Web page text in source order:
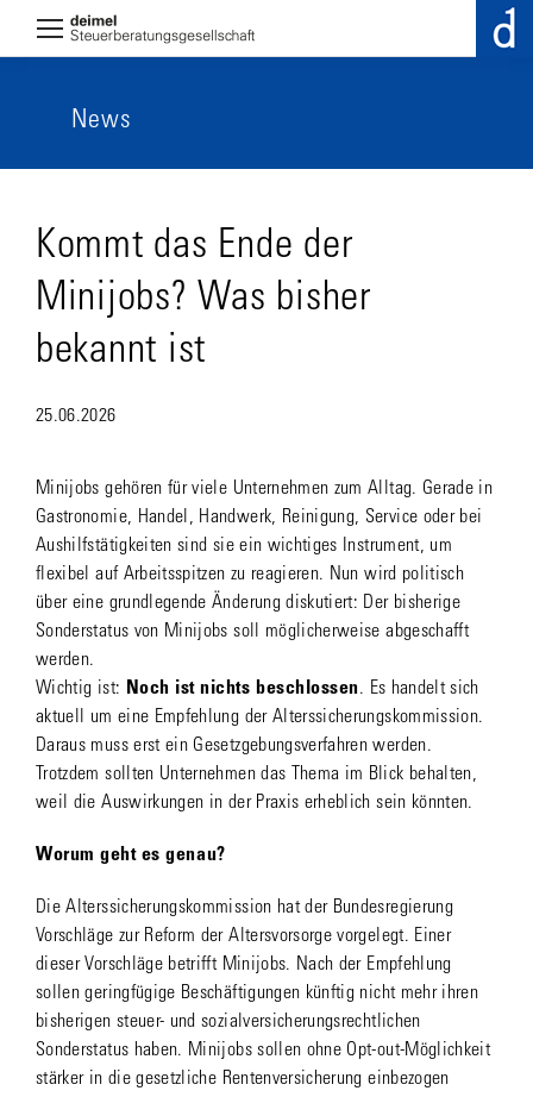
News
Kommt das Ende der
Minijobs? Was bisher
bekannt ist
25.06.2026
Minijobs gehören für viele Unternehmen zum Alltag. Gerade in
Gastronomie, Handel, Handwerk, Reinigung, Service oder bei
Aushilfstätigkeiten sind sie ein wichtiges Instrument, um
flexibel auf Arbeitsspitzen zu reagieren. Nun wird politisch
über eine grundlegende Änderung diskutiert: Der bisherige
Sonderstatus von Minijobs soll möglicherweise abgeschafft
werden.
Wichtig ist: Noch ist nichts beschlossen. Es handelt sich
aktuell um eine Empfehlung der Alterssicherungskommission.
Daraus muss erst ein Gesetzgebungsverfahren werden.
Trotzdem sollten Unternehmen das Thema im Blick behalten,
weil die Auswirkungen in der Praxis erheblich sein könnten.
Worum geht es genau?
Die Alterssicherungskommission hat der Bundesregierung
Vorschläge zur Reform der Altersvorsorge vorgelegt. Einer
dieser Vorschläge betrifft Minijobs. Nach der Empfehlung
sollen geringfügige Beschäftigungen künftig nicht mehr ihren
bisherigen steuer- und sozialversicherungsrechtlichen
Sonderstatus haben. Minijobs sollen ohne Opt-out-Möglichkeit
stärker in die gesetzliche Rentenversicherung einbezogen